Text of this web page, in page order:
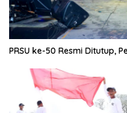
PRSU ke-50 Resmi Ditutup,